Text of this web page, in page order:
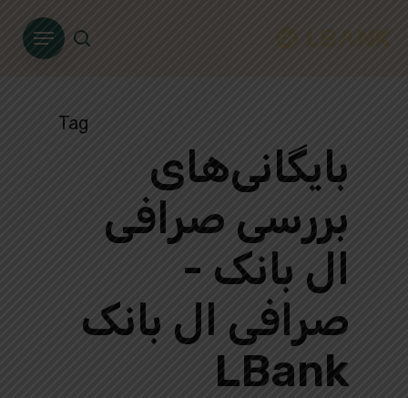
Menu
Tag
بایگانی‌های
بررسی صرافی
ال بانک -
صرافی ال بانک
LBank